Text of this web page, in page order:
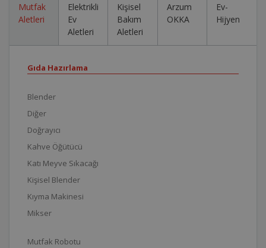
Mutfak
Aletleri
Elektrikli
Ev
Aletleri
Kişisel
Bakım
Aletleri
Arzum
OKKA
Ev-
Hijyen
Gıda Hazırlama
Blender
Diğer
Doğrayıcı
Kahve Öğütücü
Katı Meyve Sıkacağı
Kişisel Blender
Kıyma Makinesi
Mikser
Mutfak Robotu